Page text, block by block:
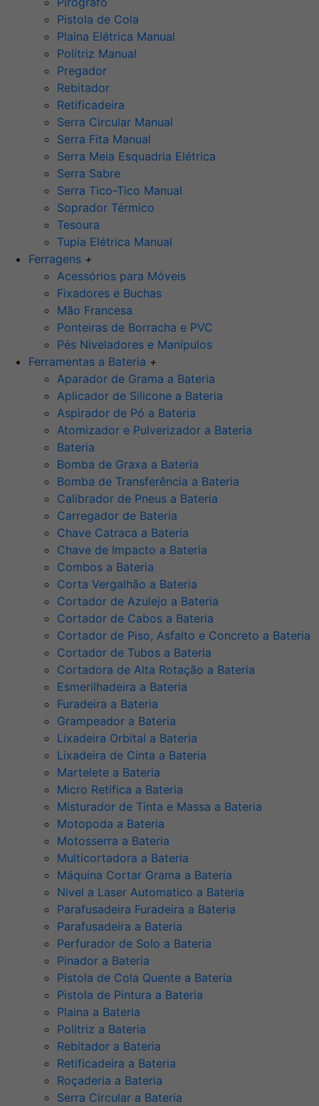
Pistola de Cola
Plaina Elétrica Manual
Politriz Manual
Pregador
Rebitador
Retificadeira
Serra Circular Manual
Serra Fita Manual
Serra Meia Esquadria Elétrica
Serra Sabre
Serra Tico-Tico Manual
Soprador Térmico
Tesoura
Tupia Elétrica Manual
Ferragens +
Acessórios para Móveis
Fixadores e Buchas
Mão Francesa
Ponteiras de Borracha e PVC
Pés Niveladores e Manípulos
Ferramentas a Bateria +
Aparador de Grama a Bateria
Aplicador de Silicone a Bateria
Aspirador de Pó a Bateria
Atomizador e Pulverizador a Bateria
Bateria
Bomba de Graxa a Bateria
Bomba de Transferência a Bateria
Calibrador de Pneus a Bateria
Carregador de Bateria
Chave Catraca a Bateria
Chave de Impacto a Bateria
Combos a Bateria
Corta Vergalhão a Bateria
Cortador de Azulejo a Bateria
Cortador de Cabos a Bateria
Cortador de Piso, Asfalto e Concreto a Bateria
Cortador de Tubos a Bateria
Cortadora de Alta Rotação a Bateria
Esmerilhadeira a Bateria
Furadeira a Bateria
Grampeador a Bateria
Lixadeira Orbital a Bateria
Lixadeira de Cinta a Bateria
Martelete a Bateria
Micro Retifica a Bateria
Misturador de Tinta e Massa a Bateria
Motopoda a Bateria
Motosserra a Bateria
Multicortadora a Bateria
Máquina Cortar Grama a Bateria
Nivel a Laser Automatico a Bateria
Parafusadeira Furadeira a Bateria
Parafusadeira a Bateria
Perfurador de Solo a Bateria
Pinador a Bateria
Pistola de Cola Quente a Bateria
Pistola de Pintura a Bateria
Plaina a Bateria
Politriz a Bateria
Rebitador a Bateria
Retificadeira a Bateria
Roçaderia a Bateria
Serra Circular a Bateria